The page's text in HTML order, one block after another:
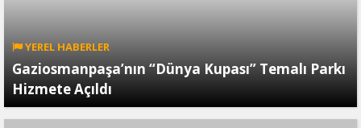
YEREL HABERLER
Gaziosmanpaşa’nın “Dünya Kupası” Temalı Parkı
Hizmete Açıldı